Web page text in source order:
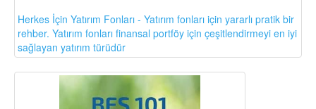
Herkes İçin Yatırım Fonları - Yatırım fonları için yararlı pratik bir
rehber. Yatırım fonları finansal portföy için çeşitlendirmeyi en iyi
sağlayan yatırım türüdür